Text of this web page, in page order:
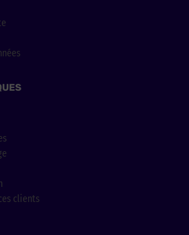
clients